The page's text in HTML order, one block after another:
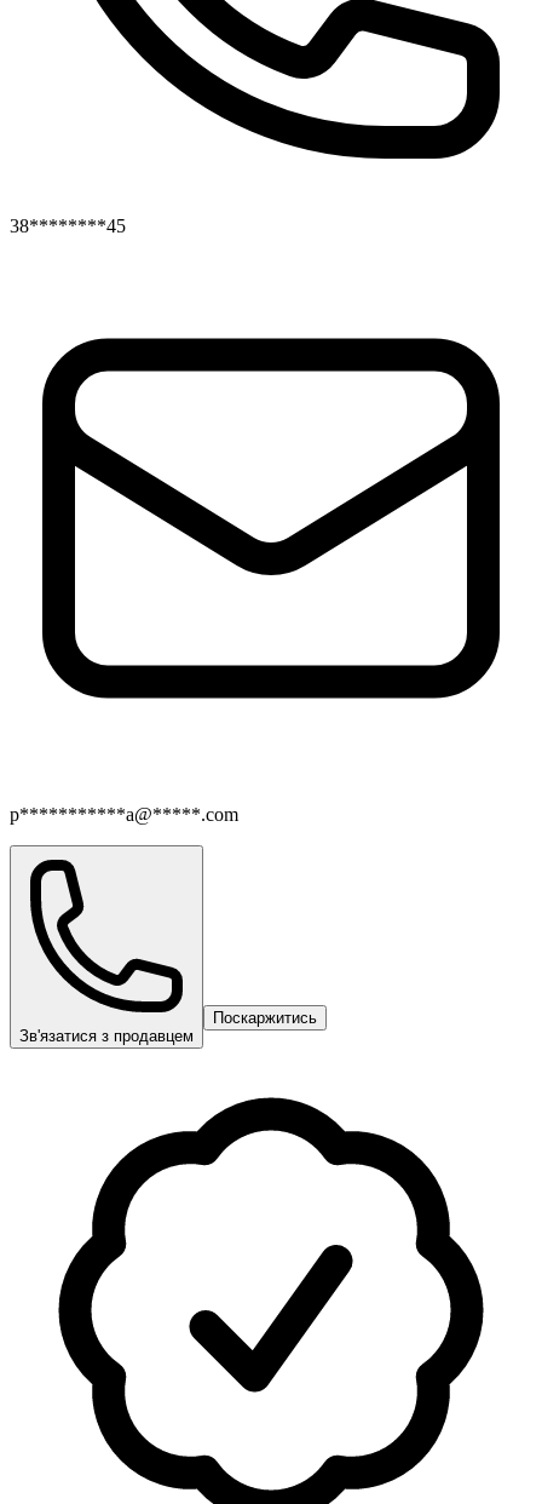
38********45
p***********a@*****.com
Зв'язатися з продавцем
Поскаржитись